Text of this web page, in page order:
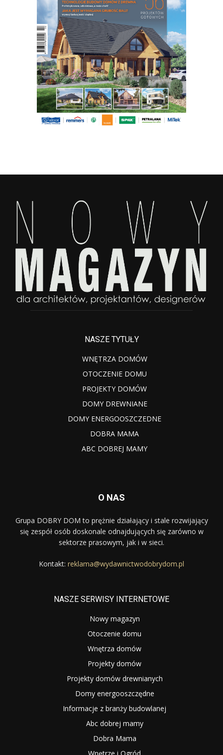
NASZE TYTUŁY
WNĘTRZA DOMÓW
OTOCZENIE DOMU
PROJEKTY DOMÓW
DOMY DREWNIANE
DOMY ENERGOOSZCZEDNE
DOBRA MAMA
ABC DOBREJ MAMY
O NAS
Grupa DOBRY DOM to prężnie działający i stale rozwijający
się zespół osób doskonale odnajdujących się zarówno w
sektorze prasowym, jak i w sieci.
Kontakt: reklama@wydawnictwodobrydom.pl
NASZE SERWISY INTERNETOWE
Nowy magazyn
Otoczenie domu
Wnętrza domów
Projekty domów
Projekty domów drewnianych
Domy energooszczędne
Informacje z branży budowlanej
Abc dobrej mamy
Dobra Mama